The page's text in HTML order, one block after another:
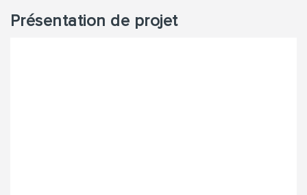
Présentation de projet